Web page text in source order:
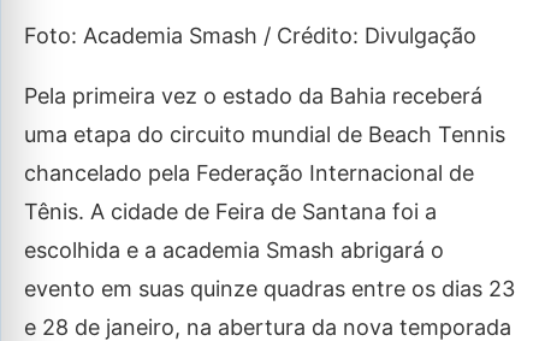
Foto: Academia Smash / Crédito: Divulgação
Pela primeira vez o estado da Bahia receberá
uma etapa do circuito mundial de Beach Tennis
chancelado pela Federação Internacional de
Tênis. A cidade de Feira de Santana foi a
escolhida e a academia Smash abrigará o
evento em suas quinze quadras entre os dias 23
e 28 de janeiro, na abertura da nova temporada